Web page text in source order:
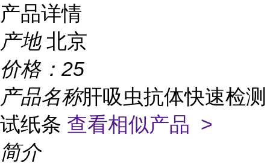
产品详情
产地 北京
价格： 25
产品名称肝吸虫抗体快速检测
试纸条 查看相似产品 >
简介